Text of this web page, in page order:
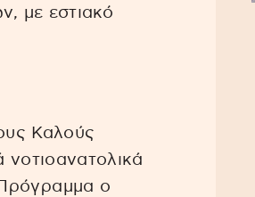
με εστιακό
Καλούς
νοτιοανατολικά
ο